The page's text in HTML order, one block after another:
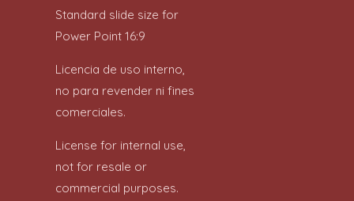
Standard slide size for
Power Point 16:9
Licencia de uso interno,
no para revender ni fines
comerciales.
License for internal use,
not for resale or
commercial purposes.